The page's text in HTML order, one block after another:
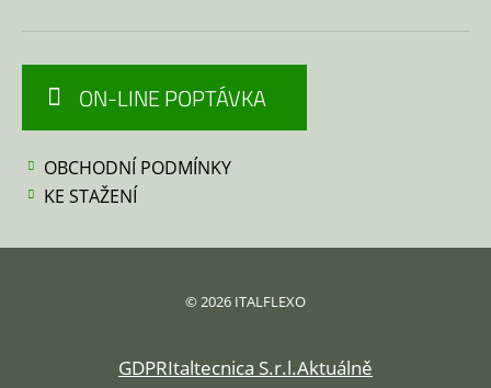
ON-LINE POPTÁVKA
OBCHODNÍ PODMÍNKY
KE STAŽENÍ
© 2026 ITALFLEXO
GDPRItaltecnica S.r.l.Aktuálně